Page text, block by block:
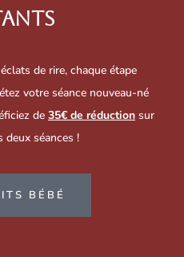
de rire, chaque étape
votre séance nouveau-né
de 35€ de réduction sur
deux séances !
BÉBÉ